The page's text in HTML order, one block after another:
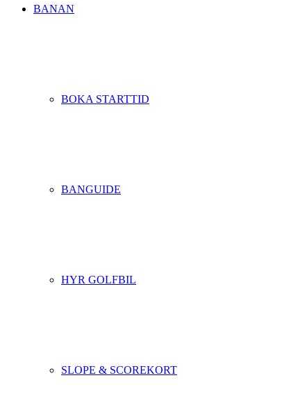
BANAN
BOKA STARTTID
BANGUIDE
HYR GOLFBIL
SLOPE & SCOREKORT